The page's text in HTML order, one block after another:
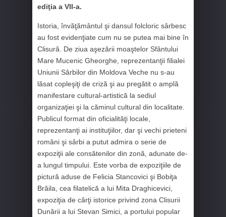
ediţia a VII-a.
Istoria, învăţământul şi dansul folcloric sârbesc
au fost evidenţiate cum nu se putea mai bine în
Clisură. De ziua aşezării moaştelor Sfântului
Mare Mucenic Gheorghe, reprezentanţii filialei
Uniunii Sârbilor din Moldova Veche nu s-au
lăsat copleşiţi de criză şi au pregătit o amplă
manifestare cultural-artistică la sediul
organizaţiei şi la căminul cultural din localitate.
Publicul format din oficialităţi locale,
reprezentanţi ai instituţiilor, dar şi vechi prieteni
români şi sârbi a putut admira o serie de
expoziţii ale consătenilor din zonă, adunate de-
a lungul timpului. Este vorba de expoziţiile de
pictură aduse de Felicia Stancovici şi Bobiţa
Brăila, cea filatelică a lui Mita Draghicevici,
expoziţia de cărţi istorice privind zona Clisurii
Dunării a lui Stevan Simici, a portului popular